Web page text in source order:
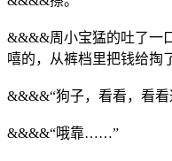
&&&&周小宝猛的吐了一
嘻的，从裤档里把钱给掏
&&&&“狗子，看看，看
&&&&“哦靠……”